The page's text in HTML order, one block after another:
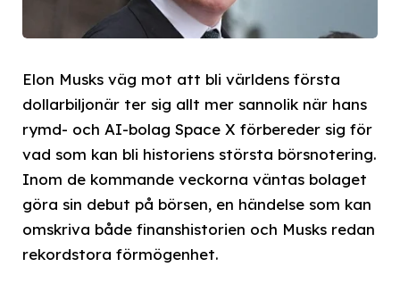
Elon Musks väg mot att bli världens första
dollarbiljonär ter sig allt mer sannolik när hans
rymd- och AI-bolag Space X förbereder sig för
vad som kan bli historiens största börsnotering.
Inom de kommande veckorna väntas bolaget
göra sin debut på börsen, en händelse som kan
omskriva både finanshistorien och Musks redan
rekordstora förmögenhet.